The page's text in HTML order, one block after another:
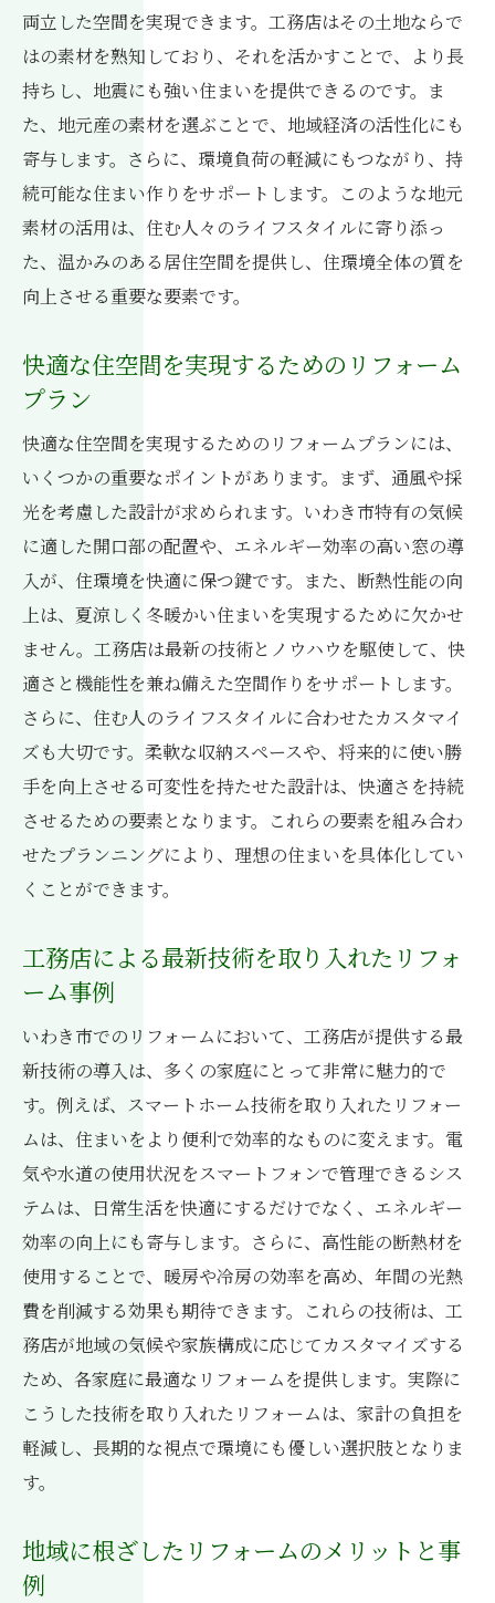
両立した空間を実現できます。工務店はその土地ならで
はの素材を熟知しており、それを活かすことで、より長
持ちし、地震にも強い住まいを提供できるのです。ま
た、地元産の素材を選ぶことで、地域経済の活性化にも
寄与します。さらに、環境負荷の軽減にもつながり、持
続可能な住まい作りをサポートします。このような地元
素材の活用は、住む人々のライフスタイルに寄り添っ
た、温かみのある居住空間を提供し、住環境全体の質を
向上させる重要な要素です。
快適な住空間を実現するためのリフォーム
プラン
快適な住空間を実現するためのリフォームプランには、
いくつかの重要なポイントがあります。まず、通風や採
光を考慮した設計が求められます。いわき市特有の気候
に適した開口部の配置や、エネルギー効率の高い窓の導
入が、住環境を快適に保つ鍵です。また、断熱性能の向
上は、夏涼しく冬暖かい住まいを実現するために欠かせ
ません。工務店は最新の技術とノウハウを駆使して、快
適さと機能性を兼ね備えた空間作りをサポートします。
さらに、住む人のライフスタイルに合わせたカスタマイ
ズも大切です。柔軟な収納スペースや、将来的に使い勝
手を向上させる可変性を持たせた設計は、快適さを持続
させるための要素となります。これらの要素を組み合わ
せたプランニングにより、理想の住まいを具体化してい
くことができます。
工務店による最新技術を取り入れたリフォ
ーム事例
いわき市でのリフォームにおいて、工務店が提供する最
新技術の導入は、多くの家庭にとって非常に魅力的で
す。例えば、スマートホーム技術を取り入れたリフォー
ムは、住まいをより便利で効率的なものに変えます。電
気や水道の使用状況をスマートフォンで管理できるシス
テムは、日常生活を快適にするだけでなく、エネルギー
効率の向上にも寄与します。さらに、高性能の断熱材を
使用することで、暖房や冷房の効率を高め、年間の光熱
費を削減する効果も期待できます。これらの技術は、工
務店が地域の気候や家族構成に応じてカスタマイズする
ため、各家庭に最適なリフォームを提供します。実際に
こうした技術を取り入れたリフォームは、家計の負担を
軽減し、長期的な視点で環境にも優しい選択肢となりま
す。
地域に根ざしたリフォームのメリットと事
例